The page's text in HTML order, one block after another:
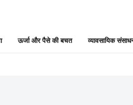
ऊर्जा और पैसे की बचत व्यावसायिक